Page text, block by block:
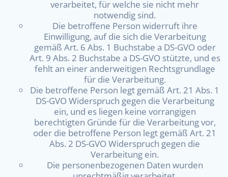
verarbeitet, für welche sie nicht mehr
notwendig sind.
Die betroffene Person widerruft ihre
Einwilligung, auf die sich die Verarbeitung
gemäß Art. 6 Abs. 1 Buchstabe a DS-GVO oder
Art. 9 Abs. 2 Buchstabe a DS-GVO stützte, und es
fehlt an einer anderweitigen Rechtsgrundlage
für die Verarbeitung.
Die betroffene Person legt gemäß Art. 21 Abs. 1
DS-GVO Widerspruch gegen die Verarbeitung
ein, und es liegen keine vorrangigen
berechtigten Gründe für die Verarbeitung vor,
oder die betroffene Person legt gemäß Art. 21
Abs. 2 DS-GVO Widerspruch gegen die
Verarbeitung ein.
Die personenbezogenen Daten wurden